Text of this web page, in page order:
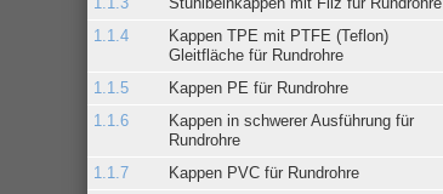
Kappen TPE mit PTFE (Teflon)
Gleitfläche für Rundrohre
Kappen PE für Rundrohre
Kappen in schwerer Ausführung für
Rundrohre
Kappen PVC für Rundrohre